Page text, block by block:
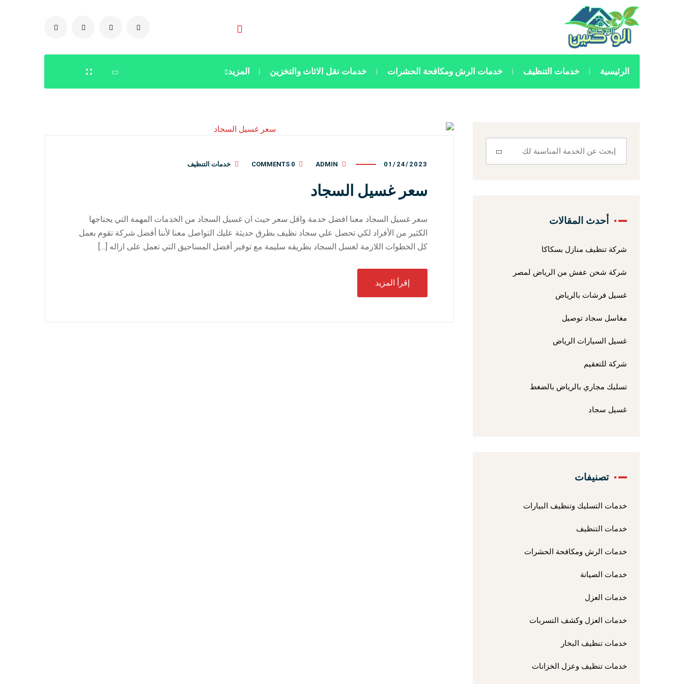
الرئيسية خدمات التنظيف خدمات الرش ومكافحة الحشرات خدمات نقل الاثاث والتخزين المزيد
01/24/2023
ADMIN
0 COMMENTS خدمات التنظيف
سعر غسيل السجاد
سعر غسيل السجاد معنا افضل خدمة واقل سعر حيث ان غسيل السجاد من الخدمات المهمة التي يحتاجها
الكثير من الأفراد لكي تحصل علي سجاد نظيف بطرق حديثة عليك التواصل معنا لأننا أفضل شركة تقوم بعمل
كل الخطوات اللازمة لغسل السجاد بطريقه سليمة مع توفير أفضل المساحيق التي تعمل على ازاله […]
إقرأ المزيد
أحدث المقالات
شركة تنظيف منازل بسكاكا
شركة شحن عفش من الرياض لمصر
غسيل فرشات بالرياض
مغاسل سجاد توصيل
غسيل السيارات الرياض
شركة للتعقيم
تسليك مجاري بالرياض بالضغط
غسيل سجاد
تصنيفات
خدمات التسليك وتنظيف البيارات
خدمات التنظيف
خدمات الرش ومكافحة الحشرات
خدمات الصيانة
خدمات العزل
خدمات العزل وكشف التسربات
خدمات تنظيف البخار
خدمات تنظيف وعزل الخزانات